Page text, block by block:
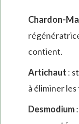
Chardon-
contient.
Artichaut :
à éliminer
Desmodium: